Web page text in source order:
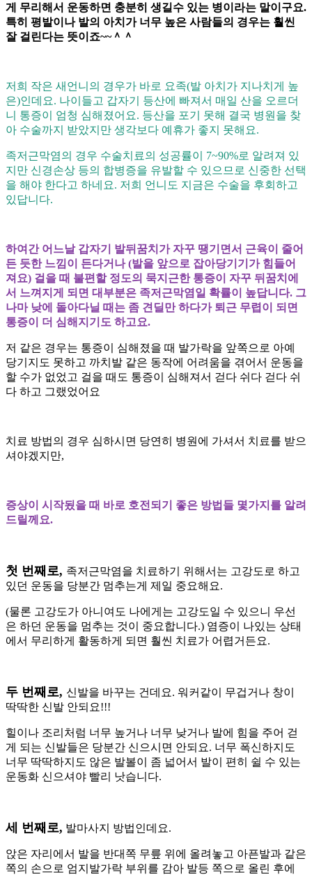
게 무리해서 운동하면 충분히 생길수 있는 병이라는 말이구요.
특히 평발이나 발의 아치가 너무 높은 사람들의 경우는 훨씬
잘 걸린다는 뜻이죠~~＾＾
저희 작은 새언니의 경우가 바로 요족(발 아치가 지나치게 높
은)인데요. 나이들고 갑자기 등산에 빠져서 매일 산을 오르더
니 통증이 엄청 심해졌어요. 등산을 포기 못해 결국 병원을 찾
아 수술까지 받았지만 생각보다 예휴가 좋지 못해요.
족저근막염의 경우 수술치료의 성공률이 7~90%로 알려져 있
지만 신경손상 등의 합병증을 유발할 수 있으므로 신중한 선택
을 해야 한다고 하네요. 저희 언니도 지금은 수술을 후회하고
있답니다.
하여간 어느날 갑자기 발뒤꿈치가 자꾸 땡기면서 근육이 줄어
든 듯한 느낌이 든다거나(발을 앞으로 잡아당기기가 힘들어
져요) 걸을 때 불편할 정도의 묵지근한 통증이 자꾸 뒤꿈치에
서 느껴지게 되면 대부분은 족저근막염일 확률이 높답니다. 그
나마 낮에 돌아다닐 때는 좀 견딜만 하다가 퇴근 무렵이 되면
통증이 더 심해지기도 하고요.
저 같은 경우는 통증이 심해졌을 때 발가락을 앞쪽으로 아예
당기지도 못하고 까치발 같은 동작에 어려움을 겪어서 운동을
할 수가 없었고 걸을 때도 통증이 심해져서 걷다 쉬다 걷다 쉬
다 하고 그랬었어요
치료 방법의 경우 심하시면 당연히 병원에 가셔서 치료를 받으
셔야겠지만,
증상이 시작됬을 때 바로 호전되기 좋은 방법들 몇가지를 알려
드릴께요.
첫 번째로, 족저근막염을 치료하기 위해서는 고강도로 하고
있던 운동을 당분간 멈추는게 제일 중요해요.
(물론 고강도가 아니여도 나에게는 고강도일 수 있으니 우선
은 하던 운동을 멈추는 것이 중요합니다.) 염증이 나있는 상태
에서 무리하게 활동하게 되면 훨씬 치료가 어렵거든요.
두 번째로, 신발을 바꾸는 건데요. 워커같이 무겁거나 창이
딱딱한 신발 안되요!!!
힐이나 조리처럼 너무 높거나 너무 낮거나 발에 힘을 주어 걷
게 되는 신발들은 당분간 신으시면 안되요. 너무 폭신하지도
너무 딱딱하지도 않은 발볼이 좀 넓어서 발이 편히 쉴 수 있는
운동화 신으셔야 빨리 낫습니다.
세 번째로, 발마사지 방법인데요.
앉은 자리에서 발을 반대쪽 무릎 위에 올려놓고 아픈발과 같은
쪽의 손으로 엄지발가락 부위를 감아 발등 쪽으로 올린 후에